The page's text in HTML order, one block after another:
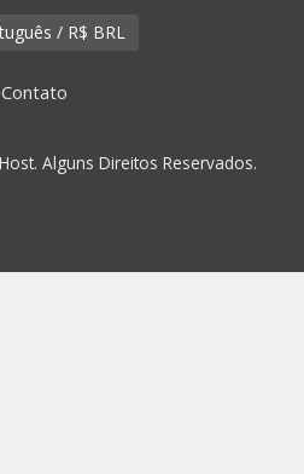
Português / R$ BRL
Contato
Alguns Direitos Reservados.